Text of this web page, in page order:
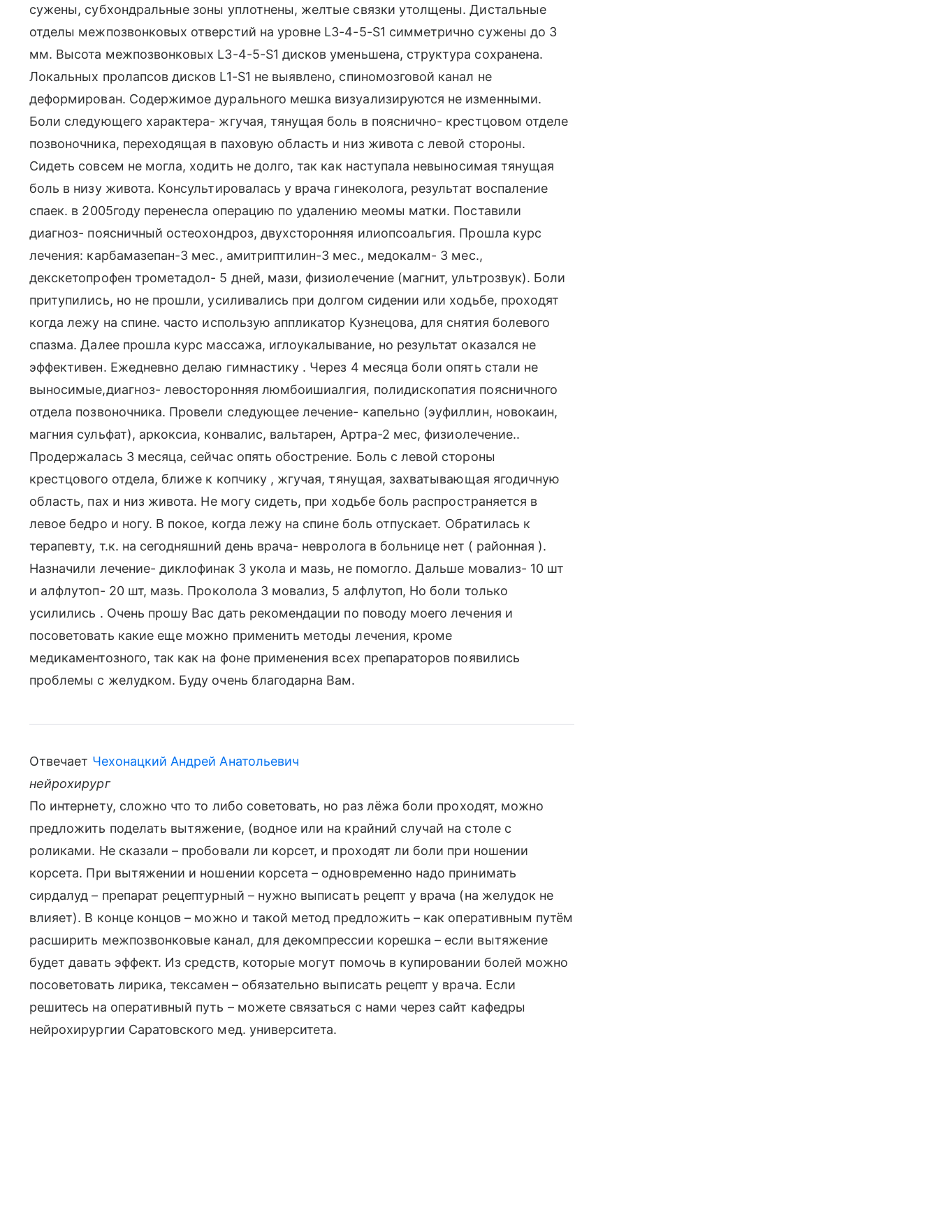
сужены, субхондральные зоны уплотнены, желтые связки утолщены. Дистальные
отделы межпозвонковых отверстий на уровне L3-4-5-S1 симметрично сужены до 3
мм. Высота межпозвонковых L3-4-5-S1 дисков уменьшена, структура сохранена.
Локальных пролапсов дисков L1-S1 не выявлено, спиномозговой канал не
деформирован. Содержимое дурального мешка визуализируются не изменными.
Боли следующего характера- жгучая, тянущая боль в пояснично- крестцовом отделе
позвоночника, переходящая в паховую область и низ живота с левой стороны.
Сидеть совсем не могла, ходить не долго, так как наступала невыносимая тянущая
боль в низу живота. Консультировалась у врача гинеколога, результат воспаление
спаек. в 2005году перенесла операцию по удалению меомы матки. Поставили
диагноз- поясничный остеохондроз, двухсторонняя илиопсоальгия. Прошла курс
лечения: карбамазепан-3 мес., амитриптилин-3 мес., медокалм- 3 мес.,
декскетопрофен трометадол- 5 дней, мази, физиолечение (магнит, ультрозвук). Боли
притупились, но не прошли, усиливались при долгом сидении или ходьбе, проходят
когда лежу на спине. часто использую аппликатор Кузнецова, для снятия болевого
спазма. Далее прошла курс массажа, иглоукалывание, но результат оказался не
эффективен. Ежедневно делаю гимнастику . Через 4 месяца боли опять стали не
выносимые,диагноз- левосторонняя люмбоишиалгия, полидископатия поясничного
отдела позвоночника. Провели следующее лечение- капельно (эуфиллин, новокаин,
магния сульфат), аркоксиа, конвалис, вальтарен, Артра-2 мес, физиолечение..
Продержалась 3 месяца, сейчас опять обострение. Боль с левой стороны
крестцового отдела, ближе к копчику , жгучая, тянущая, захватывающая ягодичную
область, пах и низ живота. Не могу сидеть, при ходьбе боль распространяется в
левое бедро и ногу. В покое, когда лежу на спине боль отпускает. Обратилась к
терапевту, т.к. на сегодняшний день врача- невролога в больнице нет ( районная ).
Назначили лечение- диклофинак 3 укола и мазь, не помогло. Дальше мовализ- 10 шт
и алфлутоп- 20 шт, мазь. Проколола 3 мовализ, 5 алфлутоп, Но боли только
усилились . Очень прошу Вас дать рекомендации по поводу моего лечения и
посоветовать какие еще можно применить методы лечения, кроме
медикаментозного, так как на фоне применения всех препараторов появились
проблемы с желудком. Буду очень благодарна Вам.
Отвечает Чехонацкий Андрей Анатольевич
нейрохирург
По интернету, сложно что то либо советовать, но раз лёжа боли проходят, можно
предложить поделать вытяжение, (водное или на крайний случай на столе с
роликами. Не сказали – пробовали ли корсет, и проходят ли боли при ношении
корсета. При вытяжении и ношении корсета – одновременно надо принимать
сирдалуд – препарат рецептурный – нужно выписать рецепт у врача (на желудок не
влияет). В конце концов – можно и такой метод предложить – как оперативным путём
расширить межпозвонковые канал, для декомпрессии корешка – если вытяжение
будет давать эффект. Из средств, которые могут помочь в купировании болей можно
посоветовать лирика, тексамен – обязательно выписать рецепт у врача. Если
решитесь на оперативный путь – можете связаться с нами через сайт кафедры
нейрохирургии Саратовского мед. университета.